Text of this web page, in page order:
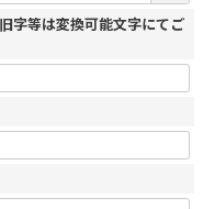
等は変換可能文字にてご